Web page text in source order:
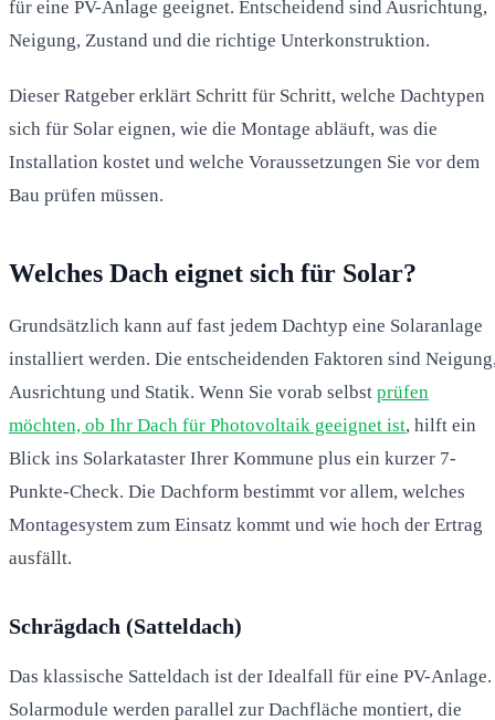
für eine PV-Anlage geeignet. Entscheidend sind Ausrichtung,
Neigung, Zustand und die richtige Unterkonstruktion.
Dieser Ratgeber erklärt Schritt für Schritt, welche Dachtypen
sich für Solar eignen, wie die Montage abläuft, was die
Installation kostet und welche Voraussetzungen Sie vor dem
Bau prüfen müssen.
Welches Dach eignet sich für Solar?
Grundsätzlich kann auf fast jedem Dachtyp eine Solaranlage
installiert werden. Die entscheidenden Faktoren sind
Ausrichtung und Statik. Wenn Sie vorab selbst prüfen
möchten, ob Ihr Dach für Photovoltaik geeignet ist, hilft ein
Blick ins Solarkataster Ihrer Kommune plus ein kurzer 7-
Punkte-Check. Die Dachform bestimmt vor allem, welches
Montagesystem zum Einsatz kommt und wie hoch der Ertrag
ausfällt.
Schrägdach (Satteldach)
Das klassische Satteldach ist der Idealfall für eine PV-Anlage.
Solarmodule werden parallel zur Dachfläche montiert, die